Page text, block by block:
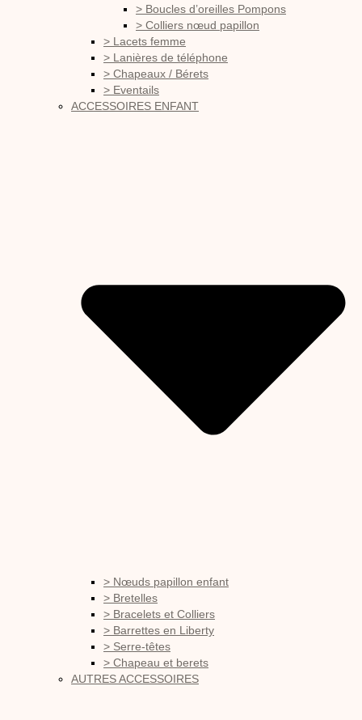
> Boucles d’oreilles Pompons
> Colliers nœud papillon
> Lacets femme
> Lanières de téléphone
> Chapeaux / Bérets
> Eventails
ACCESSOIRES ENFANT
> Nœuds papillon enfant
> Bretelles
> Bracelets et Colliers
> Barrettes en Liberty
> Serre-têtes
> Chapeau et berets
AUTRES ACCESSOIRES